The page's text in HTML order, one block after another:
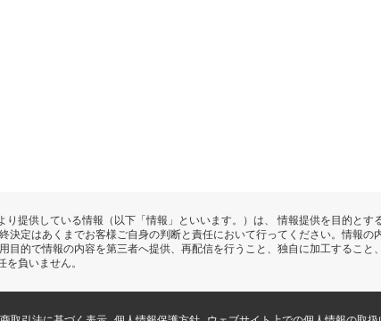
提供している情報（以下「情報」といいます。）は、 情報提供を目的と
決定はあくまでお客様ご自身の判断と責任において行ってください。情報
目的で情報の内容を第三者へ提供、再配信を行うこと、独自に加工するこ
負いません。